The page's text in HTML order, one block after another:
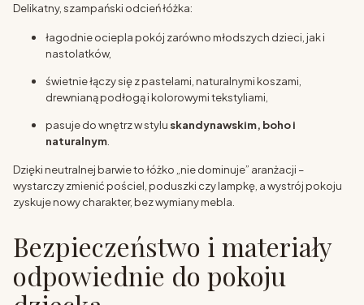
Delikatny, szampański odcień łóżka:
łagodnie ociepla pokój zarówno młodszych dzieci, jak i
nastolatków,
świetnie łączy się z pastelami, naturalnymi koszami,
drewnianą podłogą i kolorowymi tekstyliami,
pasuje do wnętrz w stylu skandynawskim, boho i
naturalnym.
Dzięki neutralnej barwie to łóżko „nie dominuje” aranżacji –
wystarczy zmienić pościel, poduszki czy lampkę, a wystrój pokoju
zyskuje nowy charakter, bez wymiany mebla.
Bezpieczeństwo i materiały
odpowiednie do pokoju